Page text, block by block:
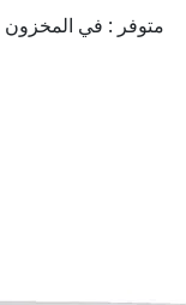
متوفر : في المخزون